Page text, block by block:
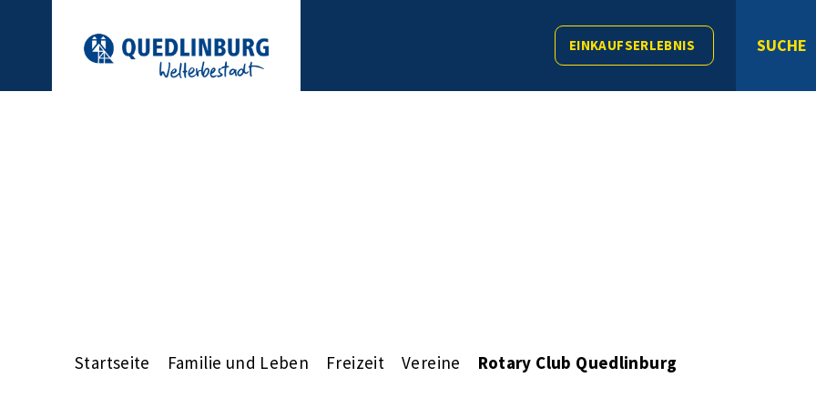
EINKAUFSERLEBNIS SUCHE
Startseite Familie und Leben Freizeit Vereine Rotary Club Quedlinburg